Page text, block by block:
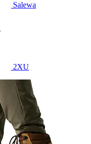
Salewa
2XU